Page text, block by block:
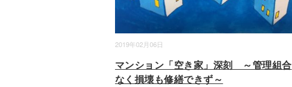
2019年02月06日
マンション「空き家」深刻 ～管理組合
なく損壊も修繕できず～